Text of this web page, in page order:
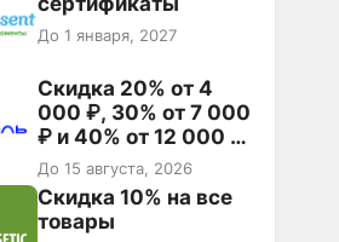
До 1 января, 2027
Скидка 20% от 4
000 ₽, 30% от 7 000
₽ и 40% от 12 000 ₽
на первый и все
повторные заказы по
промокоду ТРЕНД
До 15 августа, 2026
Скидка 10% на все
товары